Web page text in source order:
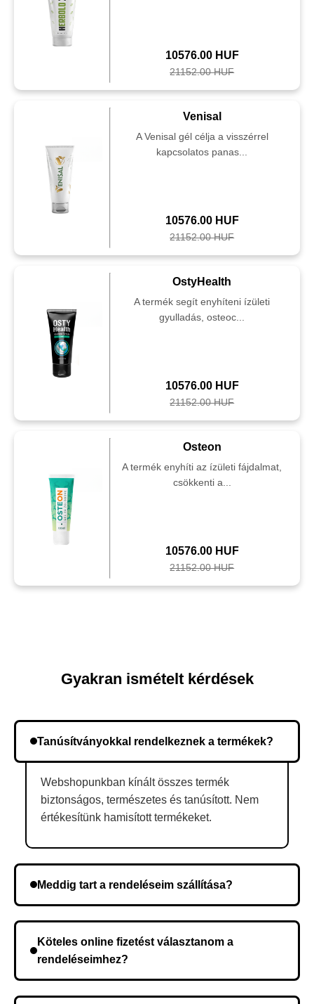
10576.00 HUF
21152.00 HUF
Venisal
A Venisal gél célja a visszérrel
kapcsolatos panas...
10576.00 HUF
21152.00 HUF
OstyHealth
A termék segít enyhíteni ízületi
gyulladás, osteoc...
10576.00 HUF
21152.00 HUF
Osteon
A termék enyhíti az ízületi fájdalmat,
csökkenti a...
10576.00 HUF
21152.00 HUF
Gyakran ismételt kérdések
Tanúsítványokkal rendelkeznek a termékek?
Webshopunkban kínált összes termék
biztonságos, természetes és tanúsított. Nem
értékesítünk hamisított termékeket.
Meddig tart a rendeléseim szállítása?
kerül, és ez az időtartam függ a szállítási címtől.
Köteles online fizetést választanom a
rendeléseimhez?